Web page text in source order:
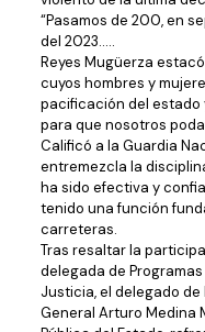
“Pasamos de 200, en
del 2023…..
Reyes Mugüerza
cuyos hombres y
pacificación del estado
para que nosotros
Calificó a la Guardia
entremezcla la
ha sido efectiva y
tenido una función
carreteras.
Tras resaltar la
delegada de
Justicia, el delegado
General Arturo Medina